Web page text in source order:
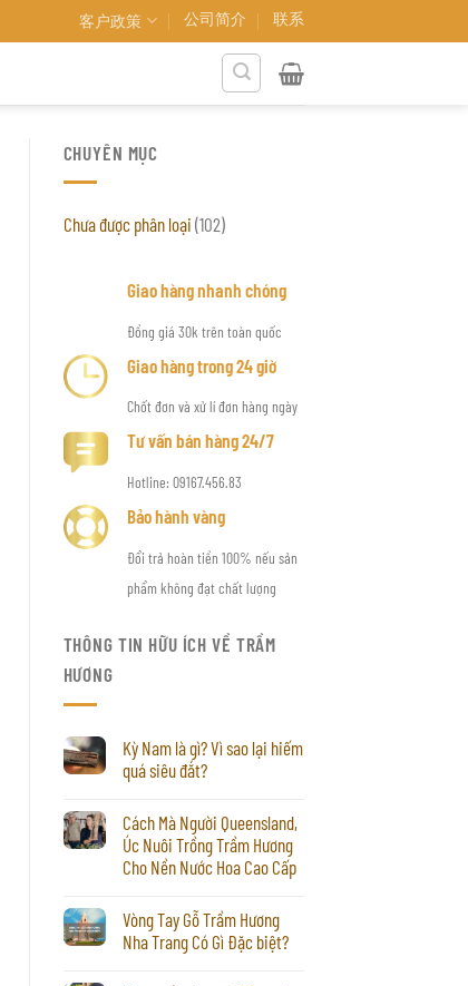
客户政策 公司简介 联系
CHUYÊN MỤC
Chưa được phân loại (102)
Giao hàng nhanh chóng
Đồng giá 30k trên toàn quốc
Giao hàng trong 24 giờ
Chốt đơn và xử lí đơn hàng ngày
Tư vấn bán hàng 24/7
Hotline: 09167.456.83
Bảo hành vàng
Đổi trả hoàn tiền 100% nếu sản
phẩm không đạt chất lượng
THÔNG TIN HỮU ÍCH VỀ TRẦM
HƯƠNG
Kỳ Nam là gì? Vì sao lại hiếm
quá siêu đắt?
Cách Mà Người Queensland,
Úc Nuôi Trồng Trầm Hương
Cho Nền Nước Hoa Cao Cấp
Vòng Tay Gỗ Trầm Hương
Nha Trang Có Gì Đặc biệt?